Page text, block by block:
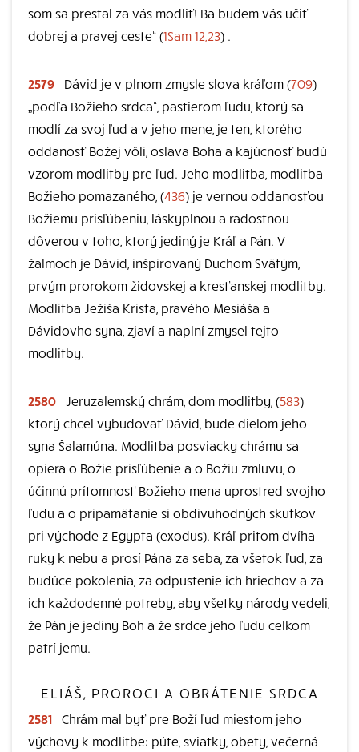
som sa prestal za vás modliť! Ba budem vás učiť
dobrej a pravej ceste“ (1Sam 12,23) .
2579 Dávid je v plnom zmysle slova kráľom (709)
„podľa Božieho srdca“, pastierom ľudu, ktorý sa
modlí za svoj ľud a v jeho mene, je ten, ktorého
oddanosť Božej vôli, oslava Boha a kajúcnosť budú
vzorom modlitby pre ľud. Jeho modlitba, modlitba
Božieho pomazaného, (436) je vernou oddanosťou
Božiemu prisľúbeniu, láskyplnou a radostnou
dôverou v toho, ktorý jediný je Kráľ a Pán. V
žalmoch je Dávid, inšpirovaný Duchom Svätým,
prvým prorokom židovskej a kresťanskej modlitby.
Modlitba Ježiša Krista, pravého Mesiáša a
Dávidovho syna, zjaví a naplní zmysel tejto
modlitby.
2580 Jeruzalemský chrám, dom modlitby, (583)
ktorý chcel vybudovať Dávid, bude dielom jeho
syna Šalamúna. Modlitba posviacky chrámu sa
opiera o Božie prisľúbenie a o Božiu zmluvu, o
účinnú prítomnosť Božieho mena uprostred svojho
ľudu a o pripamätanie si obdivuhodných skutkov
pri východe z Egypta (exodus). Kráľ pritom dvíha
ruky k nebu a prosí Pána za seba, za všetok ľud, za
budúce pokolenia, za odpustenie ich hriechov a za
ich každodenné potreby, aby všetky národy vedeli,
že Pán je jediný Boh a že srdce jeho ľudu celkom
patrí jemu.
ELIÁŠ, PROROCI A OBRÁTENIE SRDCA
2581 Chrám mal byť pre Boží ľud miestom jeho
výchovy k modlitbe: púte, sviatky, obety, večerná